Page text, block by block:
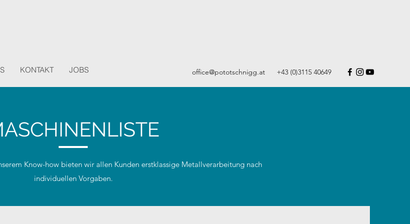
KONTAKT JOBS office@pototschnigg.at +43 (0)3115 40649
Know-how bieten wir allen Kunden erstklassige Metallverarbeitung nach
individuellen Vorgaben.